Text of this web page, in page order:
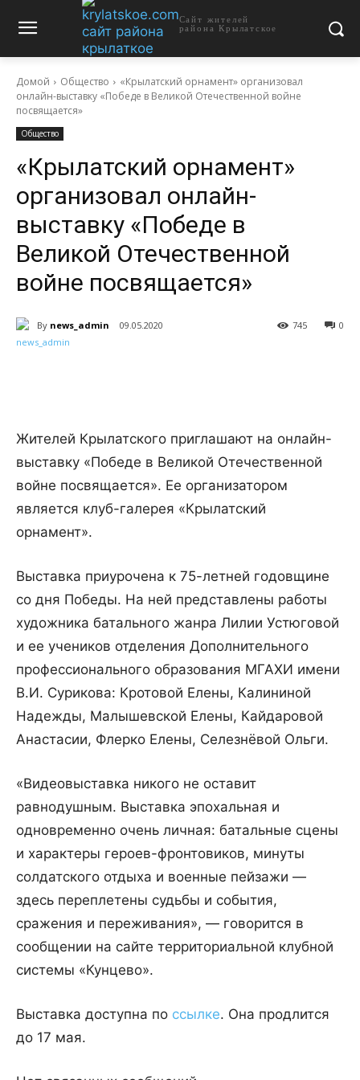
Сайт жителей
района Крылатское
Домой Общество
«Крылатский орнамент» организовал
онлайн-выставку «Победе в Великой Отечественной войне
посвящается»
Общество
«Крылатский орнамент»
организовал онлайн-
выставку «Победе в
Великой Отечественной
войне посвящается»
By news_admin 09.05.2020 0
745
Жителей Крылатского приглашают на онлайн-
выставку «Победе в Великой Отечественной
войне посвящается». Ее организатором
является клуб-галерея «Крылатский
орнамент».
Выставка приурочена к 75-летней годовщине
со дня Победы. На ней представлены работы
художника батального жанра Лилии Устюговой
и ее учеников отделения Дополнительного
профессионального образования МГАХИ имени
В.И. Сурикова: Кротовой Елены, Калининой
Надежды, Малышевской Елены, Кайдаровой
Анастасии, Флерко Елены, Селезнёвой Ольги.
«Видеовыставка никого не оставит
равнодушным. Выставка эпохальная и
одновременно очень личная: батальные сцены
и характеры героев-фронтовиков, минуты
солдатского отдыха и военные пейзажи —
здесь переплетены судьбы и события,
сражения и переживания», — говорится в
сообщении на сайте территориальной клубной
системы «Кунцево».
Выставка доступна по ссылке. Она продлится
до 17 мая.